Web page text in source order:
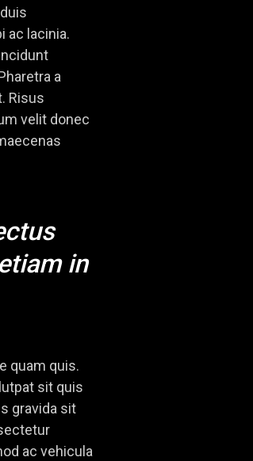
ac lacinia.
a
Risus
velit donec
in
quam quis.
sit quis
gravida sit
ac vehicula